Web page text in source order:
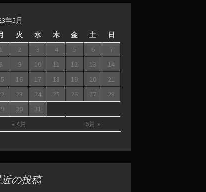
年5月
火 水 木 金 土 日
« 4月 6月 »
1 2 3 4 5 6
7
8
9 10 11 12 13
14
16 17 18 19 20
21
23 24 25 26 27
28
30 31
の投稿